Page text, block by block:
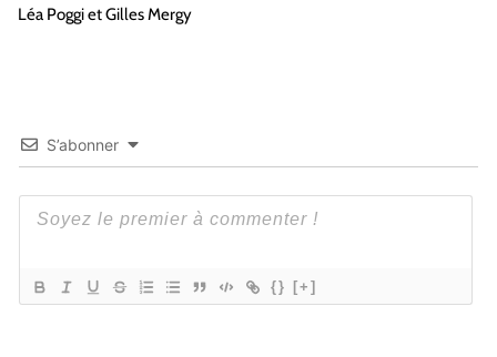
Léa Poggi et Gilles Mergy
S’abonner
{} [+]